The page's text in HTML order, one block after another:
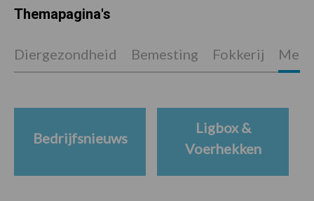
Themapagina's
Diergezondheid Bemesting Fokkerij
Bedrijfsnieuws
Ligbox &
Voerhekken